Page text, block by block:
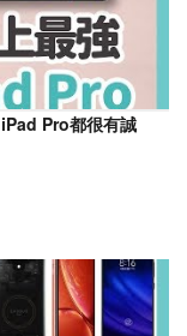
Pro都很有誠